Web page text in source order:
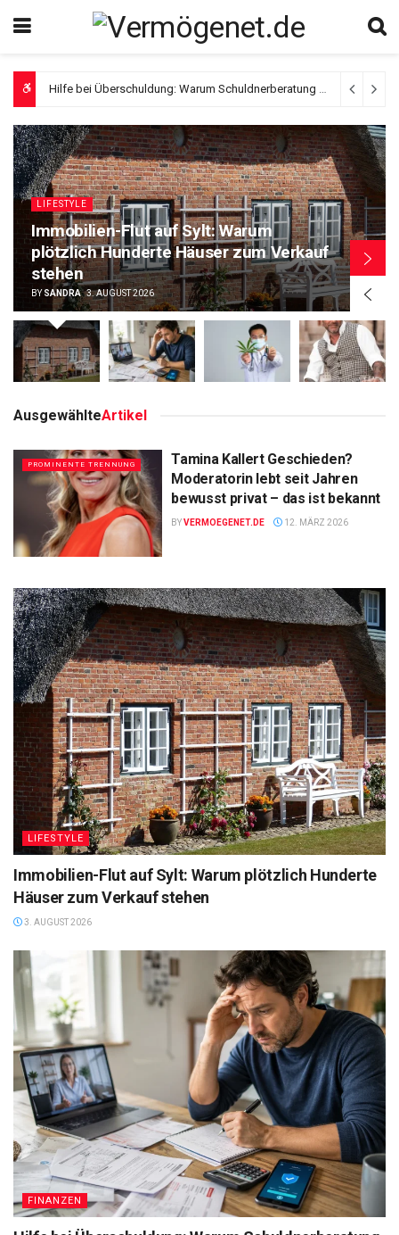
Verlässlichkeit statt Werbeversprechen, woran Patienten einen seriösen Anbieter für Cannabis auf Rezept erkennen
LIFESTYLE
Immobilien-Flut auf Sylt: Warum
plötzlich Hunderte Häuser zum Verkauf
stehen
BYSANDRA 3. AUGUST 2026
AusgewählteArtikel
PROMINENTE TRENNUNG
Tamina Kallert Geschieden?
Moderatorin lebt seit Jahren
bewusst privat – das ist bekannt
BYVERMOEGENET.DE 12. MÄRZ 2026
LIFESTYLE
Immobilien-Flut auf Sylt: Warum plötzlich Hunderte
Häuser zum Verkauf stehen
3. AUGUST 2026
FINANZEN